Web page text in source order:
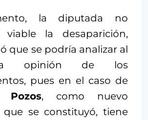
la diputada no
viable la desaparición,
que se podría analizar al
opinión de los
pues en el caso de
, como nuevo
que se constituyó, tiene